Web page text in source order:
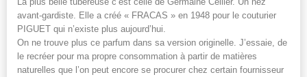
avant-gardiste. Elle a créé « FRACAS » en 1948 pour le couturier
PIGUET qui n’existe plus aujourd’hui.
On ne trouve plus ce parfum dans sa version originelle. J’essaie, de
le recréer pour ma propre consommation à partir de matières
naturelles que l’on peut encore se procurer chez certain fournisseur